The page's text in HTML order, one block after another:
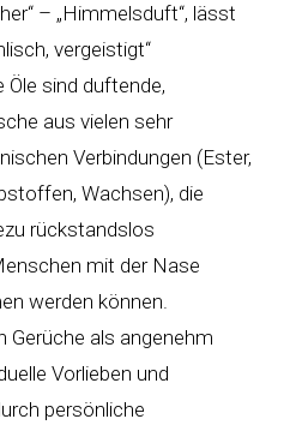
– „Himmelsduft“, lässt
vergeistigt“
sind duftende,
aus vielen sehr
Verbindungen (Ester,
Wachsen), die
rückstandslos
mit der Nase
werden können.
Gerüche als angenehm
Vorlieben und
persönliche